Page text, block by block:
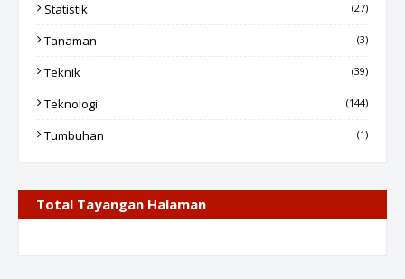
Statistik (27)
Tanaman (3)
Teknik (39)
Teknologi (144)
Tumbuhan (1)
Total Tayangan Halaman